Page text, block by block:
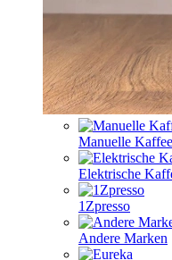
Manuelle
Elektrische
1Zpresso
Andere Marken